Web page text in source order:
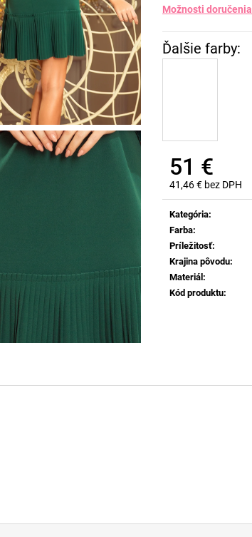
Možnosti doručenia
51 €
41,46 € bez DPH
Jednotková
cena:
Kategória:
Farba:
Príležitosť:
Krajina pôvodu:
Materiál:
Kód produktu: